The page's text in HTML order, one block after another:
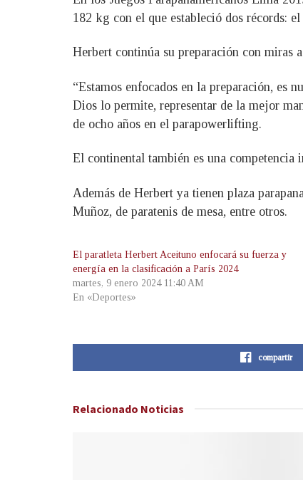
182 kg con el que estableció dos récords:
Herbert continúa su preparación con miras
“Estamos enfocados en la preparación, es
Dios lo permite, representar de la mejor
de ocho años en el parapowerlifting.
El continental también es una competencia
Además de Herbert ya tienen plaza
Muñoz, de paratenis de mesa, entre otros.
El paratleta Herbert Aceituno enfocará su fuerza y
energía en la clasificación a París 2024
martes, 9 enero 2024 11:40 AM
En «Deportes»
compartir
Relacionado Noticias